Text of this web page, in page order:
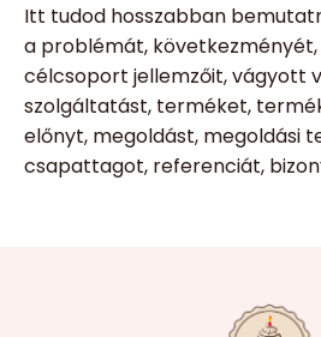
Itt tudod hosszabban
a problémát,
célcsoport jellemzőit, vágyott
szolgáltatást, terméket,
előnyt, megoldást, megoldási
csapattagot, referenciát,